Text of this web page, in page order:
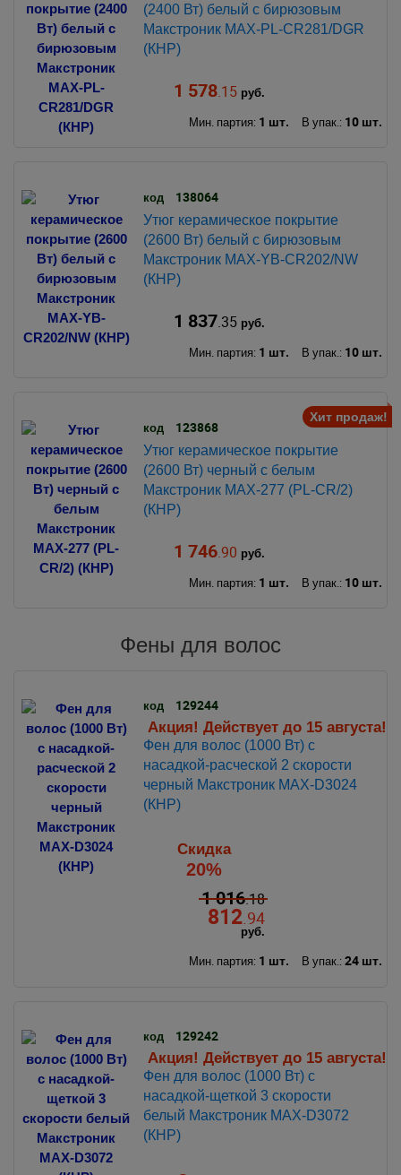
(2400 Вт) белый с бирюзовым
Макстроник MAX-PL-CR281/DGR
(КНР)
1 578.15руб.
Мин. партия: 1 шт. В упак.: 10 шт.
код 138064
Утюг керамическое покрытие
(2600 Вт) белый с бирюзовым
Макстроник MAX-YB-CR202/NW
(КНР)
1 837.35руб.
Мин. партия: 1 шт. В упак.: 10 шт.
Хит продаж!
код 123868
Утюг керамическое покрытие
(2600 Вт) черный с белым
Макстроник MAX-277 (PL-CR/2)
(КНР)
1 746.90 руб.
Мин. партия: 1 шт. В упак.: 10 шт.
Фены для волос
код
129244
Акция! Действует до 15 августа!
Фен для волос (1000 Вт) с
наcадкой-расческой 2 скорости
черный Макстроник MAX-D3024
(КНР)
Скидка
20%
1 016.18
812.94
руб.
Мин. партия: 1 шт. В упак.: 24 шт.
код
129242
Акция! Действует до 15 августа!
Фен для волос (1000 Вт) с
наcадкой-щеткой 3 скорости
белый Макстроник MAX-D3072
(КНР)